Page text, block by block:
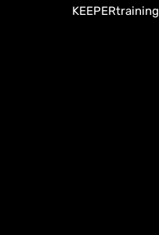
KEEPERtraining